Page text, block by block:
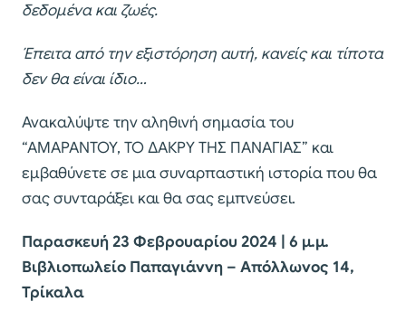
δεδομένα και ζωές.
Έπειτα από την εξιστόρηση αυτή, κανείς και τίποτα
δεν θα είναι ίδιο…
Ανακαλύψτε την αληθινή σημασία του
“ΑΜΑΡΑΝΤΟΥ, ΤΟ ΔΑΚΡΥ ΤΗΣ ΠΑΝΑΓΙΑΣ” και
εμβαθύνετε σε μια συναρπαστική ιστορία που θα
σας συνταράξει και θα σας εμπνεύσει.
Παρασκευή 23 Φεβρουαρίου 2024 | 6 μ.μ.
Βιβλιοπωλείο Παπαγιάννη – Απόλλωνος 14,
Τρίκαλα